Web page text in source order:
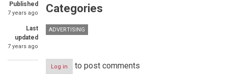
Published
7 years ago
Last
updated
7 years ago
Categories
ADVERTISING
Log in to post comments